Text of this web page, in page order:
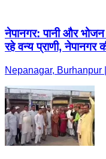
नेपानगर: पानी और
रहे वन्य प्राणी,
Nepanagar, Burhanpur